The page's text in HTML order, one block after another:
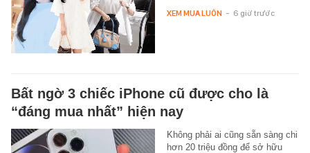
XEM MUA LUÔN - 6 giờ trước
Bất ngờ 3 chiếc iPhone cũ được cho là
“đáng mua nhất” hiện nay
Không phải ai cũng sẵn sàng chi
hơn 20 triệu đồng để sở hữu